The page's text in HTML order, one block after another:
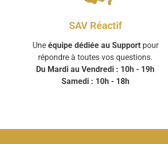
SAV Réactif
Une équipe dédiée au Supportpour
répondre à toutes vos questions.
Du Mardi au Vendredi : 10h - 19h
Samedi : 10h - 18h